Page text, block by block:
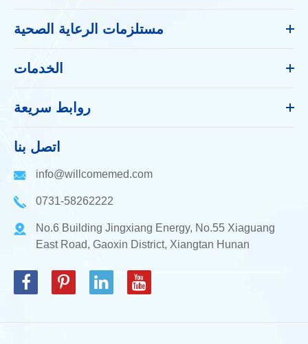
مستلزمات الرعاية الصحية
الخدمات
روابط سريعة
اتصل بنا
info@willcomemed.com
0731-58262222
No.6 Building Jingxiang Energy, No.55 Xiaguang
East Road, Gaoxin District, Xiangtan Hunan